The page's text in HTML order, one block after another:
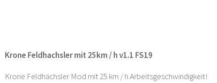
Krone Feldhachsler mit 25km / h v1.1 FS19
Krone Feldhächsler Mod mit 25 km / h Arbeitsgeschwindigkeit!